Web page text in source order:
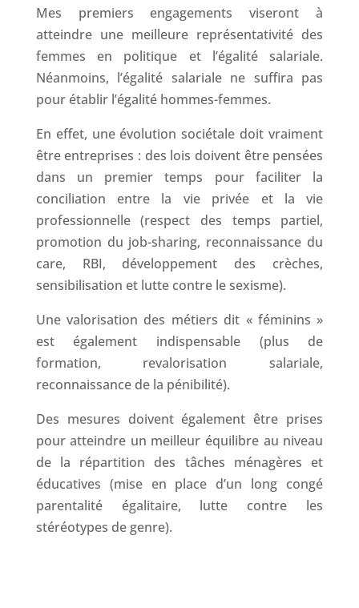
Mes premiers engagements viseront à
atteindre une meilleure représentativité des
femmes en politique et l’égalité salariale.
Néanmoins, l’égalité salariale ne suffira pas
pour établir l’égalité hommes-femmes.
En effet, une évolution sociétale doit vraiment
être entreprises : des lois doivent être pensées
dans un premier temps pour faciliter la
conciliation entre la vie privée et la vie
professionnelle (respect des temps partiel,
promotion du job-sharing, reconnaissance du
care, RBI, développement des crèches,
sensibilisation et lutte contre le sexisme).
Une valorisation des métiers dit « féminins »
est également indispensable (plus de
formation, revalorisation salariale,
reconnaissance de la pénibilité).
Des mesures doivent également être prises
pour atteindre un meilleur équilibre au niveau
de la répartition des tâches ménagères et
éducatives (mise en place d’un long congé
parentalité égalitaire, lutte contre les
stéréotypes de genre).